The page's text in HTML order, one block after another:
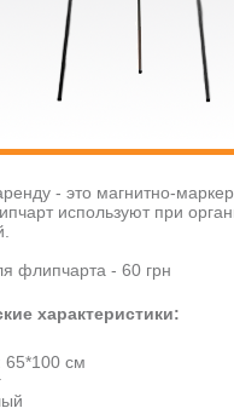
- это магнитно-
используют при
флипчарта - 60 грн
характеристики:
см